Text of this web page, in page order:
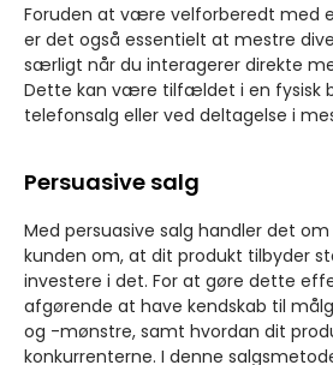
Foruden at være velforberedt med
er det også essentielt at mestre
særligt når du interagerer direkte
Dette kan være tilfældet i en fysisk
telefonsalg eller ved deltagelse i
Persuasive salg
Med persuasive salg handler det
kunden om, at dit produkt tilbyder
investere i det. For at gøre dette
afgørende at have kendskab til
og -mønstre, samt hvordan dit
konkurrenterne. I denne